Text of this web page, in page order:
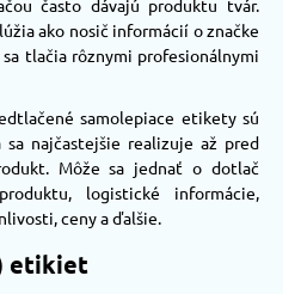
často dávajú produktu tvár.
ako nosič informácií o značke
tlačia rôznymi profesionálnymi
samolepiace etikety sú
najčastejšie realizuje až pred
Môže sa jednať o dotlač
logistické informácie,
ceny a ďalšie.
etikiet